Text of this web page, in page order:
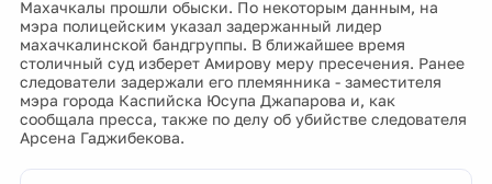
Махачкалы прошли обыски. По некоторым данным, на
мэра полицейским указал задержанный лидер
махачкалинской бандгруппы. В ближайшее время
столичный суд изберет Амирову меру пресечения. Ранее
следователи задержали его племянника - заместителя
мэра города Каспийска Юсупа Джапарова и, как
сообщала пресса, также по делу об убийстве следователя
Арсена Гаджибекова.